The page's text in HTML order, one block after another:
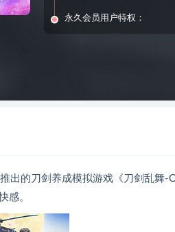
永久会员用户特权：
出的刀剑养成模拟游戏《刀剑乱舞
感。